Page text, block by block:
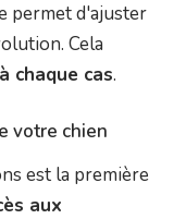
permet d'ajuster
Cela
chaque cas.
votre chien
est la première
aux